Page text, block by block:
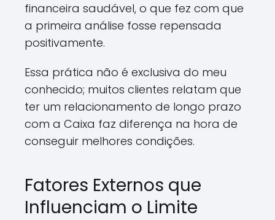
financeira saudável, o que fez com que
a primeira análise fosse repensada
positivamente.
Essa prática não é exclusiva do meu
conhecido; muitos clientes relatam que
ter um relacionamento de longo prazo
com a Caixa faz diferença na hora de
conseguir melhores condições.
Fatores Externos que
Influenciam o Limite